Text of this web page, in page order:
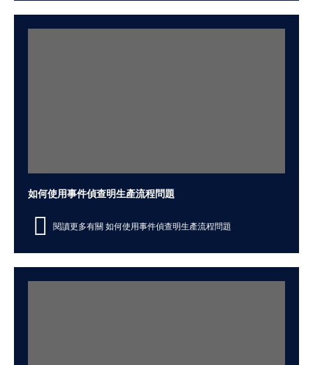
如何使用事件偵查明生產流程問題
閱讀更多有關 如何使用事件偵查明生產流程問題